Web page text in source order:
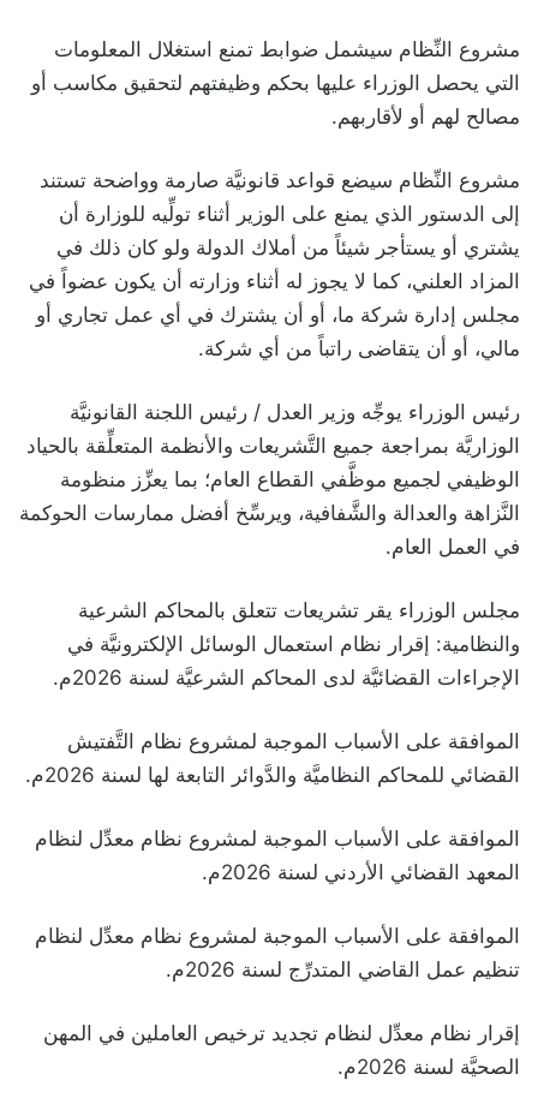
مشروع النِّظام سيشمل ضوابط تمنع استغلال المعلومات
التي يحصل الوزراء عليها بحكم وظيفتهم لتحقيق مكاسب أو
مصالح لهم أو لأقاربهم.
مشروع النِّظام سيضع قواعد قانونيَّة صارمة وواضحة تستند
إلى الدستور الذي يمنع على الوزير أثناء تولِّيه للوزارة أن
يشتري أو يستأجر شيئاً من أملاك الدولة ولو كان ذلك في
المزاد العلني، كما لا يجوز له أثناء وزارته أن يكون عضواً في
مجلس إدارة شركة ما، أو أن يشترك في أي عمل تجاري أو
مالي، أو أن يتقاضى راتباً من أي شركة.
رئيس الوزراء يوجِّه وزير العدل / رئيس اللجنة القانونيَّة
الوزاريَّة بمراجعة جميع التَّشريعات والأنظمة المتعلِّقة بالحياد
الوظيفي لجميع موظَّفي القطاع العام؛ بما يعزِّز منظومة
النَّزاهة والعدالة والشَّفافية، ويرسِّخ أفضل ممارسات الحوكمة
في العمل العام.
مجلس الوزراء يقر تشريعات تتعلق بالمحاكم الشرعية
والنظامية: إقرار نظام استعمال الوسائل الإلكترونيَّة في
الإجراءات القضائيَّة لدى المحاكم الشرعيَّة لسنة 2026م.
الموافقة على الأسباب الموجبة لمشروع نظام التَّفتيش
القضائي للمحاكم النظاميَّة والدَّوائر التابعة لها لسنة 2026م.
الموافقة على الأسباب الموجبة لمشروع نظام معدِّل لنظام
المعهد القضائي الأردني لسنة 2026م.
الموافقة على الأسباب الموجبة لمشروع نظام معدِّل لنظام
تنظيم عمل القاضي المتدرِّج لسنة 2026م.
إقرار نظام معدِّل لنظام تجديد ترخيص العاملين في المهن
الصحيَّة لسنة 2026م.